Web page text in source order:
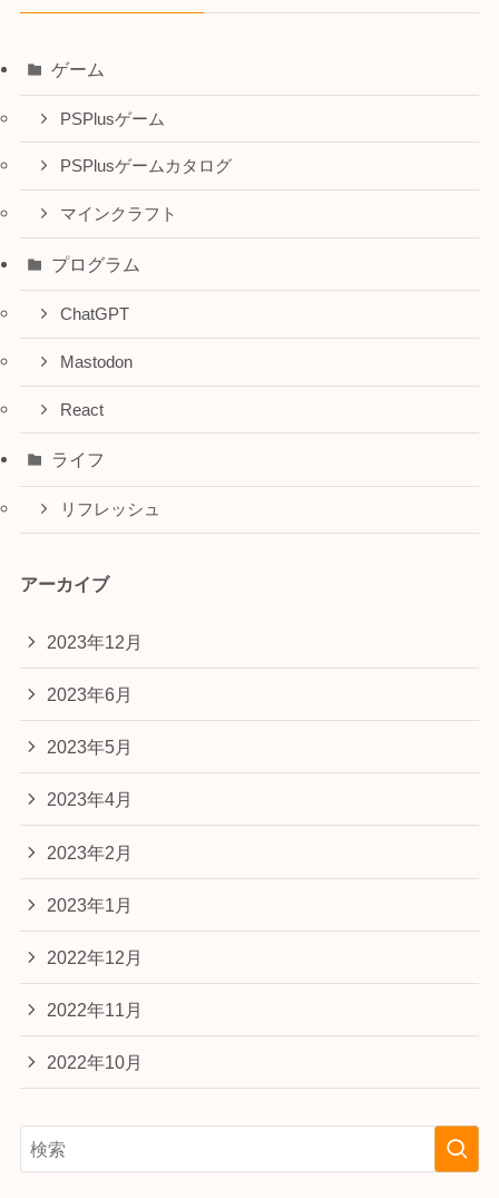
ゲーム
PSPlusゲーム
PSPlusゲームカタログ
マインクラフト
プログラム
ChatGPT
Mastodon
React
ライフ
リフレッシュ
アーカイブ
2023年12月
2023年6月
2023年5月
2023年4月
2023年2月
2023年1月
2022年12月
2022年11月
2022年10月